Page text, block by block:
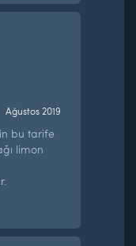
Ağustos 2019
bu tarife
limon